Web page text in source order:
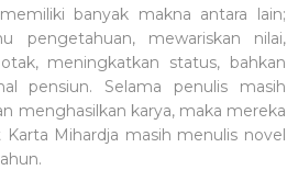
banyak makna antara lain;
pengetahuan, mewariskan nilai,
meningkatkan status, bahkan
pensiun. Selama penulis masih
menghasilkan karya, maka mereka
Mihardja masih menulis novel